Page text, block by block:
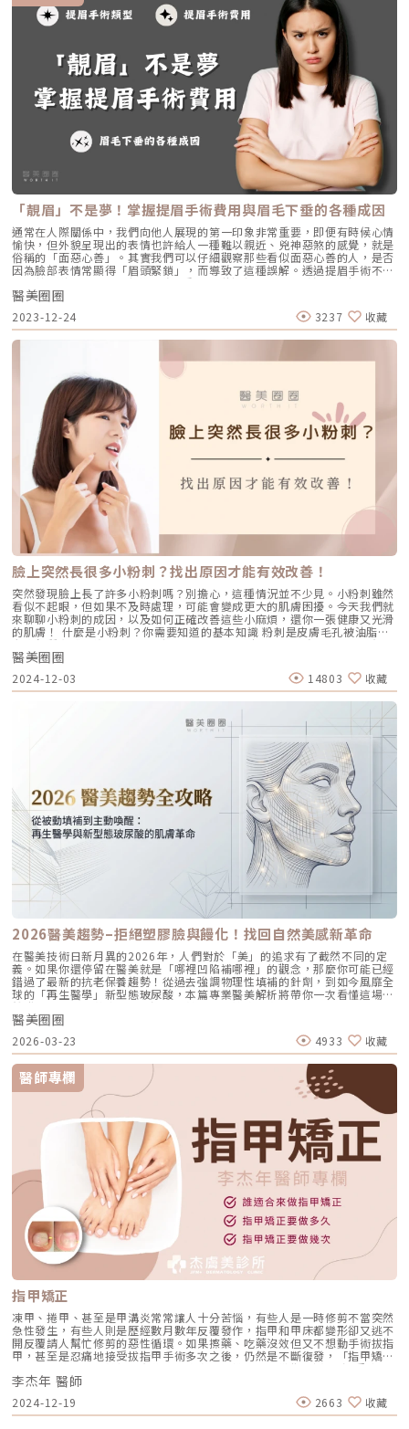
「靚眉」不是夢！掌握提眉手術費用與眉毛下垂的各種成因
通常在人際關係中，我們向他人展現的第一印象非常重要，即便有時候心情
愉快，但外貌呈現出的表情也許給人一種難以親近、兇神惡煞的感覺，就是
俗稱的「面惡心善」。其實我們可以仔細觀察那些看似面惡心善的人，是否
因為臉部表情常顯得「眉頭緊鎖」，而導致了這種誤解。透過提眉手術不僅
能改善外貌，同時也是促進人際互動的最佳選擇喔！本篇將深入講解眉毛下
垂的原因、提眉手術的類型以及手術費用，讓讀者進一步了解提眉手術的相
關知識。導致眉毛下垂的成因大多人的觀念普遍認為眉毛下垂僅存在於年長
者身上，確實，大多數的眉毛下垂與年齡老化有關。但也有特殊的狀況是，
有部分年輕族群在先天的條件下就面臨眉眼下垂的困擾。• 先天性因素如
果先天眉眼間距離過近，會讓臉部整體看似處於皺眉的情況，或是眼神顯得
疲憊無神。這類年輕族群大多是單眼皮或是內雙，眼皮會呈現泡泡狀或下垂
狀態，且常不自主十常做提眉，進而易產生抬頭紋。• 老化因素通常皮膚
流失膠原蛋白都和老化脫離不了關係，不僅會出現細紋，皮膚也會變得鬆
弛，眉毛也因此逐漸下垂。所以年長者的眉毛大多會呈現八字眉、三角眼，
讓外貌看似疲憊無神。有些人甚至會誤解，解決眼皮下垂只需要進行雙眼皮
手術即可，但僅處理雙眼皮而沒有提升眉毛高度，外貌仍會呈現老態。尤其
是當眉毛與眼睛的距離過近，只要距離低於2公分時，就容易顯得兇惡，呈
現所謂的「眉壓眼」。提眉手術有哪些手術類型？• 直接提眉手術直接在
眉上或眉下方執行切口，並割除過多的皮膚，讓眉毛有往上提的效果。這項
手術方式較簡易、迅速，且恢復期短，能直接達到拉提效果，改善眉部沉重
感。需要留意的是，這項手術在眉上或眉下會留下約1.5公分左右的疤痕，
較適合本身為濃眉或已紋眉的女性。• 髮際線提眉手術如果想要改善眼角
下垂及提高眉毛尾部的需求，特別針對額頭較高的患者提供適合的的手術方
法。手術切口位於髮際線內距離約1.5至2公分。針對額頭較寬及髮際線過高
者，切口可放在髮際線前，利於降低髮際線位置。手術的核心原理是剝離造
成眼尾下垂的軔帶，向後上方拉提皮膚，然後割除多餘的組織。最後，再進
行深淺層筋膜與切口的縫合，術後會形成約5至6公分的疤痕。透過髮際線執
行切口，能提高眉毛的手術，通常可以讓額頭寬度變短，而且疤痕隱藏在髮
際線內，因此在外觀上疤痕較不明顯。• 內視鏡提眉手術此手術方式又稱
為「內視鏡前額拉皮手術」，切口同樣位於髮際線，約3至5處小切口，每處
約2至3公分左右。這項手術需採用內視鏡的顯微攝影機協助執行手術，並搭
配器械在眼皮下層進行剝離。• 內視鏡手術的優勢在於傷口微小、恢復期
短、副作用少。主要是撫平額頭、眉間的皺紋，改善外眼眥的下垂，調整眉
毛下垂並提升眉毛的高度。此手術適用於年輕族群、上半臉部有初期老化現
象、輕微抬頭紋、額頭平或不高者。此外，對於額頭較高者來說，內視鏡抬
眉法無法適用。提眉手術費用大公開！提眉手術的花費大致在16萬至20萬
之間，建議在手術前應經由醫師進行評估。每項手術的適用性會受到每個人
的皮膚和肌肉鬆弛的程度而有所影響，有些患者可能需要進行傳統拉皮手術
才能達到理想的改善效果。因此，手術費用無法一概而論，建議在醫師的諮
詢和評估之後，就能確切了解適合的手術方式及相應費用。
醫美圈圈
2023-12-24 3237 收藏
臉上突然長很多小粉刺？找出原因才能有效改善！
突然發現臉上長了許多小粉刺嗎？別擔心，這種情況並不少見。小粉刺雖然
看似不起眼，但如果不及時處理，可能會變成更大的肌膚困擾。今天我們就
來聊聊小粉刺的成因，以及如何正確改善這些小麻煩，還你一張健康又光滑
的肌膚！ 什麼是小粉刺？你需要知道的基本知識 粉刺是皮膚毛孔被油脂、
老廢角質和髒污堵塞的結果，通常以小顆粒的形式出現在臉上，尤其是額
頭、鼻子和下巴等容易出油的T字部位。粉刺通常不痛不癢，但卻會影響肌
膚外觀，因此被大家列為重點改善對象！ 黑頭粉刺（開放型粉刺） 許多人
以為鼻子上的小黑點是因為髒污卡住毛孔，其實完全不是這麼回事！黑頭粉
刺的誕生，是因為毛孔裡的油脂和老廢角質混在一起，當毛孔是開放狀態
時，這些混合物接觸到空氣後就會被氧化，頂部變黑，於是就成了黑頭粉
刺，也叫開放型粉刺。它最愛待在鼻子、下巴和額頭這些油脂分泌旺盛的地
方。 白頭粉刺（閉鎖性粉刺） 白頭粉刺則剛好相反！它表面被一層角質牢
牢蓋住，沒有和空氣接觸，所以不會變黑，而是白白的小顆粒，乍看之下很
像青春痘，但沒有紅腫的跡象。白頭粉刺的藏身之處幾乎無所不在，額頭、
臉頰、甚至眼下都可能出現。處理它可得特別小心，因為那層角質如果處理
不當，很容易惹出發炎，最後演變成更棘手的青春痘！ 突然爆發小粉刺的
可能原因 1. 壓力爆表：內分泌失調惹的禍 壓力會刺激體內的皮脂腺過度分
泌，讓油脂堵塞毛孔，誘發粉刺。最近是不是工作、學業壓力大？或者經歷
了作息不正常的日子？這些都可能是小粉刺的元兇！ 2. 飲食不當：高油高
糖食物的影響 吃太多油炸、甜食或乳製品，可能會加速皮脂分泌。這些食
物雖然好吃，但對皮膚來說卻是大敵。 3. 保養品選擇不當 使用了太油膩或
不適合自己膚質的保養品，可能會讓毛孔更容易堵塞。特別是含有致痘成分
的產品，一不小心就可能讓小粉刺爬滿臉。 4. 清潔不足或過度清潔 清潔不
到位會讓髒污殘留，堵塞毛孔；但過度清潔則可能破壞皮膚屏障，讓肌膚變
得敏感，更容易長粉刺。 5. 季節變化或環境影響 天氣變熱、濕度升高，容
易讓皮膚分泌更多油脂，進而誘發粉刺。加上空氣污染、戴口罩等外在因
素，也可能讓肌膚負擔更重。 改善小粉刺的五大步驟 1. 正確清潔是第一步
選擇溫和、具控油效果的清潔產品，早晚清潔肌膚，避免毛孔堵塞。 清潔
小秘訣： 不要用太熱的水洗臉，會刺激皮膚分泌更多油脂。 每次清潔後，
記得用乾淨毛巾輕拍肌膚，避免細菌感染。 2. 挑選適合自己的保養品 選擇
無油配方、清爽質地的保養品，避免含有致痘成分（例如礦物油、某些酒精
類）。 3. 飲食調整，從內而外改善 多攝取富含維生素的蔬菜水果，減少油
炸、高糖食物的攝取，讓身體內部環境更健康，皮膚也會隨之改善。 4. 適
度去角質，讓毛孔呼吸 每週進行1-2次去角質，幫助去除老廢角質，但別太
頻繁，避免皮膚敏感或受損。 5. 諮詢專業醫師，快速解決問題 如果粉刺持
續不退，或爆發情況嚴重，建議尋求皮膚科醫師的協助。可以根據你的膚質
和問題，提供專業治療，例如果酸換膚、海菲秀等方式，有效改善肌膚狀
況。 預防小粉刺的日常小撇步 1. 定期清洗枕頭套與毛巾：枕頭套和毛巾容
易藏污納垢，長時間接觸臉部，可能成為滋生粉刺的溫床。 2. 避免用手摸
臉：手上細菌多，經常摸臉可能將髒污帶到皮膚上，增加長粉刺的機率。 3.
做好防曬，不給毛孔壓力：使用清爽不致痘的防曬產品，避免紫外線對皮膚
的傷害，減少油脂分泌異常。 小粉刺不可怕，用對方法輕鬆解決！ 臉上突
然冒出小粉刺確實令人困擾，但這並不是無解的問題。透過了解自身膚質、
生活習慣及可能的誘發因素，搭配正確的清潔、保養及飲食調整，就能有效
改善肌膚問題。最重要的是，別急於嘗試過多方法，避免過度清潔或頻繁更
換保養品，這些反而可能讓肌膚狀況惡化。 若粉刺問題持續或反覆發生，
建議及時諮詢專業皮膚科醫師，透過果酸換膚或其他療程快速改善。同時，
保持健康的生活習慣與良好的壓力管理，不僅能讓肌膚穩定，更能讓整體狀
態更好。 ★溫馨提醒★ 小編要提醒大家，醫療並非單純的商業交易，所有
的療程都伴隨著風險。因此，作為消費者應該謹慎選擇合適的醫療方案，以
確保安全與健康。
醫美圈圈
2024-12-03 14803 收藏
2026醫美趨勢–拒絕塑膠臉與饅化！找回自然美感新革命
在醫美技術日新月異的2026年，人們對於「美」的追求有了截然不同的定
義。如果你還停留在醫美就是「哪裡凹陷補哪裡」的觀念，那麼你可能已經
錯過了最新的抗老保養趨勢！從過去強調物理性填補的針劑，到如今風靡全
球的「再生醫學」新型態玻尿酸，本篇專業醫美解析將帶你一次看懂這場悄
然發生的「肌膚革命」，並深入比較現今討論度最高的 Doublyx EVO 彈力
針、Profhilo 逆時針 及各大熱門膠原蛋白增生劑！告別塑膠臉與饅化！
2026醫美趨勢走向「自然再生」過去的醫美 ＞ 現在的醫美：從「填補流
失」邁向「再生自然年輕化」回顧醫美的發展史，可以看作是一場從「極致
改變」到「回歸真實」的演進之旅： 第一階段（模板化）：過去的醫美傾
向於極致的五官改變，追求明星般的五官模板，往往帶有較重的人工感。
第二階段（支撐填補）：隨後演進為定點填充，利用交聯型玻尿酸等傳統填
充物，針對老化流失的凹陷區塊（如法令紋、蘋果肌）進行物理性的體積補
充，但過度追求無皺紋也容易伴隨「塑膠臉」或「饅化」的風險。 第三階
段（再生醫學自然年輕化）：來到2026年，現代消費者更渴望「不著痕跡
的變美」。醫美的核心正式轉向生物重塑（Bio-remodeling）與膚質優
化。簡單來說，透過活化細胞、重建受損的細胞外基質（ECM），讓肌膚重
新啟動自體修復機制，達到散發自然光澤、真實且年輕的健康狀態。打破迷
思：新型態玻尿酸（彈力針、逆時針）跟傳統玻尿酸差異？Doublyx EVO
彈力針與 Profhilo 逆時針是新型態玻尿酸的兩大代表，它們與傳統玻尿酸
在作用機轉、注射層次與方式上有著本質上的區別： 作用機轉（從被動填
補到主動活化）：傳統玻尿酸透過化學交聯劑（如BDDE）形成穩定的凝
膠，主要作用是「物理性空間佔位」與輪廓雕塑。而新型態玻尿酸則屬於非
交聯型或混合協同複合體（HCC）。它們被視為「生物刺激劑」，能夠與纖
維母細胞表面的 CD44 受體精準結合，主動喚醒細胞工廠，刺激自體膠原蛋
白與彈力蛋白的新生，改善肌膚微環境。 注射層次（淺中層的膚質重
建）：傳統玻尿酸多注射於皮下組織甚至骨膜上以建立支撐；而新型態玻尿
酸則針對**真皮層（淺中深層）**進行注射，重點在於修復皮膚健康屏障、
改善粗糙與乾燥，而非單純增加體積。 注射方式（精準且低修復期）：
Profhilo 逆時針：採用專利的 BAP（Bio Aesthetic Points，5點注射
法），避開主要血管神經，每側臉部僅需5個注射點，利用其高擴散性均勻
分佈於真皮層，大幅降低疼痛與瘀青。 Doublyx EVO 彈力針：可依據醫師
需求靈活採用多點微量注射（Micro-Depot）、線性回拉，或針對高階維養
使用的 4點 BRP注射法及 5點重塑法，以達到最佳的深層活化與即時拉提效
果。 2026 熱門再生增生劑P.K. 彈力針、逆時針、喬雅露、舒顏萃、原生曙
光瓶市面上的再生針劑百百種，各自的強項在哪裡？我們整理了5款熱門產
品的差異： 產品名稱 主要成分與濃度 核心功效與優勢 適用層次與維持時間
Doublyx EVO 彈力針 100%非交聯中分子玻尿酸(40mg/2ml) 強項在「磨
醫美圈圈
2026-03-23 4933 收藏
醫師專欄
指甲矯正
凍甲、捲甲、甚至是甲溝炎常常讓人十分苦惱，有些人是一時修剪不當突然
急性發生，有些人則是歷經數月數年反覆發作，指甲和甲床都變形卻又逃不
開反覆請人幫忙修剪的惡性循環。如果擦藥、吃藥沒效但又不想動手術拔指
甲，甚至是忍痛地接受拔指甲手術多次之後，仍然是不斷復發，「指甲矯正
器」的置放是目前較新且有效的治療方式。誰適合來做指甲矯正?深受凍甲
(嵌甲)、捲甲和甲溝炎所苦的人。指甲矯正要做多久?指甲矯正的治療時間
依照每個人的指甲狀況而定。指甲的質地越軟、越薄、捲曲程度越小、指甲
肉(甲溝)發炎程度越輕微，所需要的矯正時間越短，約1-2個月就會改善並
完成治療。指甲的質地越硬、越厚 (像是合併灰指甲)、捲曲程度越大 (天生
李杰年 醫師
2024-12-19 2663 收藏